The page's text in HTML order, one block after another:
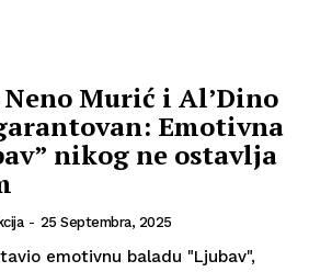
Neno Murić i Al’Dino
Emotivna
nikog ne ostavlja
- 25 Septembra, 2025
emotivnu baladu "Ljubav",